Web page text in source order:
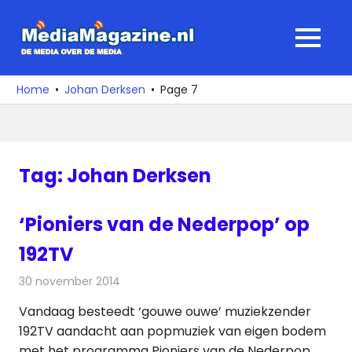
naar
media
over
MENU
Home Johan Derksen Page 7
Tag: Johan Derksen
‘Pioniers van de Nederpop’ op
192TV
30 november 2014
Vandaag besteedt ‘gouwe ouwe’ muziekzender
192TV aandacht aan popmuziek van eigen bodem